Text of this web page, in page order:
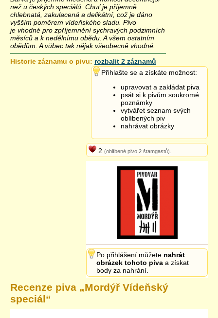
než u českých speciálů. Chuť je příjemně
chlebnatá, zakulacená a delikátní, což je dáno
vyšším poměrem vídeňského sladu. Pivo
je vhodné pro zpříjemnění sychravých podzimních
měsíců a k nedělnímu obědu. A všem ostatním
obědům. A vůbec tak nějak všeobecně vhodné.
Historie záznamu o pivu: rozbalit 2 záznamů
Přihlašte se a získáte možnost:
upravovat a zakládat piva
psát si k pivům soukromé
poznámky
vytvářet seznam svých
oblíbených piv
nahrávat obrázky
2 (oblíbené pivo 2 štamgastů).
Po přihlášení můžete nahrát
obrázek tohoto piva a získat
body za nahrání.
Recenze piva „Mordýř Vídeňský
speciál“